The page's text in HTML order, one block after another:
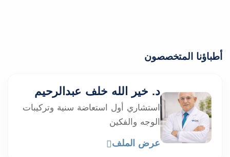
أطباؤنا المتخصصون
د. خير الله خلف عبدالرحيم
استشاري أول استعاضة سنية وتركيبات
الوجه والفكين
عرض الملف